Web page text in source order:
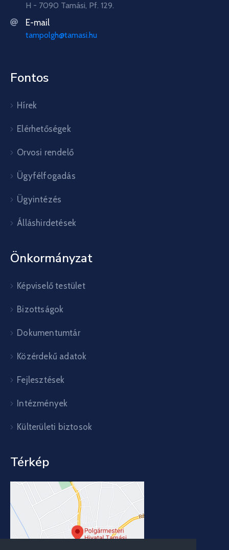
H - 7090 Tamási, Pf. 129.
E-mail
tampolgh@tamasi.hu
Fontos
Hírek
Elérhetőségek
Orvosi rendelő
Ügyfélfogadás
Ügyintézés
Álláshirdetések
Önkormányzat
Képviselő testület
Bizottságok
Dokumentumtár
Közérdekű adatok
Fejlesztések
Intézmények
Külterületi biztosok
Térkép